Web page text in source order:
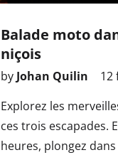
Balade moto
niçois
by Johan Quilin
12
Explorez les
ces trois escapades.
heures, plongez